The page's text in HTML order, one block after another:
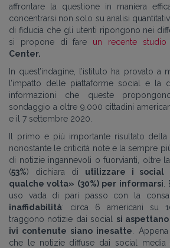
affrontare la questione in maniera
concentrarsi non solo su analisi
di fiducia che gli utenti ripongono nei
si propone di fare un recente studio
Center.
In quest’indagine, l’istituto ha provato a
l’impatto delle piattaforme social e la
informazioni che queste
sondaggio a oltre 9.000 cittadini
e il 7 settembre 2020.
Il primo e più importante risultato
nonostante le criticità note e la sempre
di notizie ingannevoli o fuorvianti, oltre
(53%) dichiara di utilizzare i social
qualche volta» (30%) per informarsi
uso vada di pari passo con la
inaffidabilità: circa 6 americani su
traggono notizie dai social si
ivi contenute siano inesatte .
che le notizie diffuse dai social media